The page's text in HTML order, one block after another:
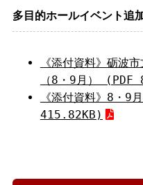
多目的ホールイベント追
《添付資料》砺波
（8・9月）
《添付資料》8・9
415.82KB)